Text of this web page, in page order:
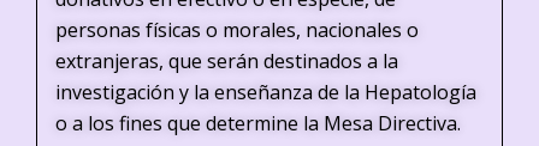
personas físicas o morales, nacionales o
extranjeras, que serán destinados a la
investigación y la enseñanza de la Hepatología
o a los fines que determine la Mesa Directiva.